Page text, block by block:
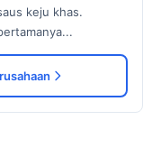
keju khas.